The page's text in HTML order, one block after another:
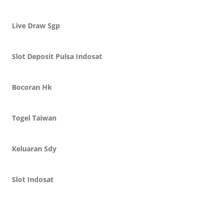
Live Draw Sgp
Slot Deposit Pulsa Indosat
Bocoran Hk
Togel Taiwan
Keluaran Sdy
Slot Indosat